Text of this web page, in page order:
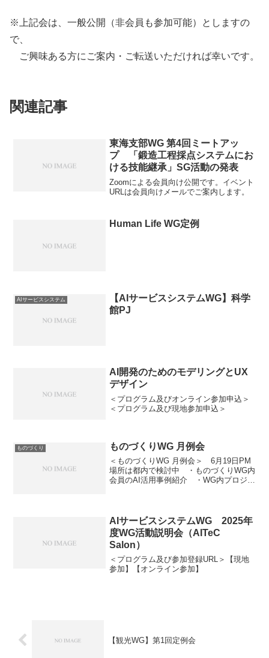
※上記会は、一般公開（非会員も参加可能）としますの
で、
ご興味ある方にご案内・ご転送いただければ幸いです。
関連記事
東海支部WG 第4回ミートアッ
プ 「鍛造工程採点システムにお
ける技能継承」SG活動の発表
Zoomによる会員向け公開です。イベント
URLは会員向けメールでご案内します。
Human Life WG定例
AIサービスシステム
【AIサービスシステムWG】科学
館PJ
AI開発のためのモデリングとUX
デザイン
＜プログラム及びオンライン参加申込＞
＜プログラム及び現地参加申込＞
ものづくり ものづくりWG 月例会
＜ものづくりWG 月例会＞ 6月19日PM
場所は都内で検討中 ・ものづくりWG内
会員のAI活用事例紹介 ・WG内プロジェ
AIサービスシステムWG 2025年
度WG活動説明会（AITeC
Salon）
＜プログラム及び参加登録URL＞【現地
参加】【オンライン参加】
【観光WG】第1回定例会